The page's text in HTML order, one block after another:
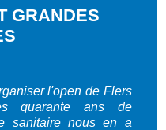
GRANDES
l'open de Flers
quarante ans de
sanitaire nous en a